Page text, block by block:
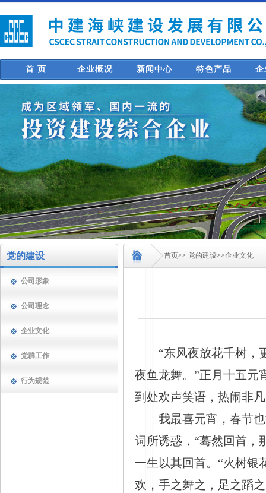
首 页 企业概况 新闻中心 特色产品 企
党的建设
公司形象
公司理念
企业文化
党群工作
行为规范
首页>> 党的建设>>企业文化
“东风夜放花千树，
夜鱼龙舞。”正月十五元
到处欢声笑语，热闹非
我最喜元宵，春节
词所诱惑， “蓦然回首，
一生以其回首。“火树银
欢，手之舞之，足之蹈